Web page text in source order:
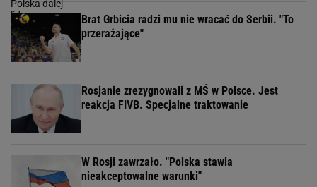
Brat Grbicia radzi mu nie wracać do Serbii. "To
przerażające"
Rosjanie zrezygnowali z MŚ w Polsce. Jest
reakcja FIVB. Specjalne traktowanie
W Rosji zawrzało. "Polska stawia
nieakceptowalne warunki"